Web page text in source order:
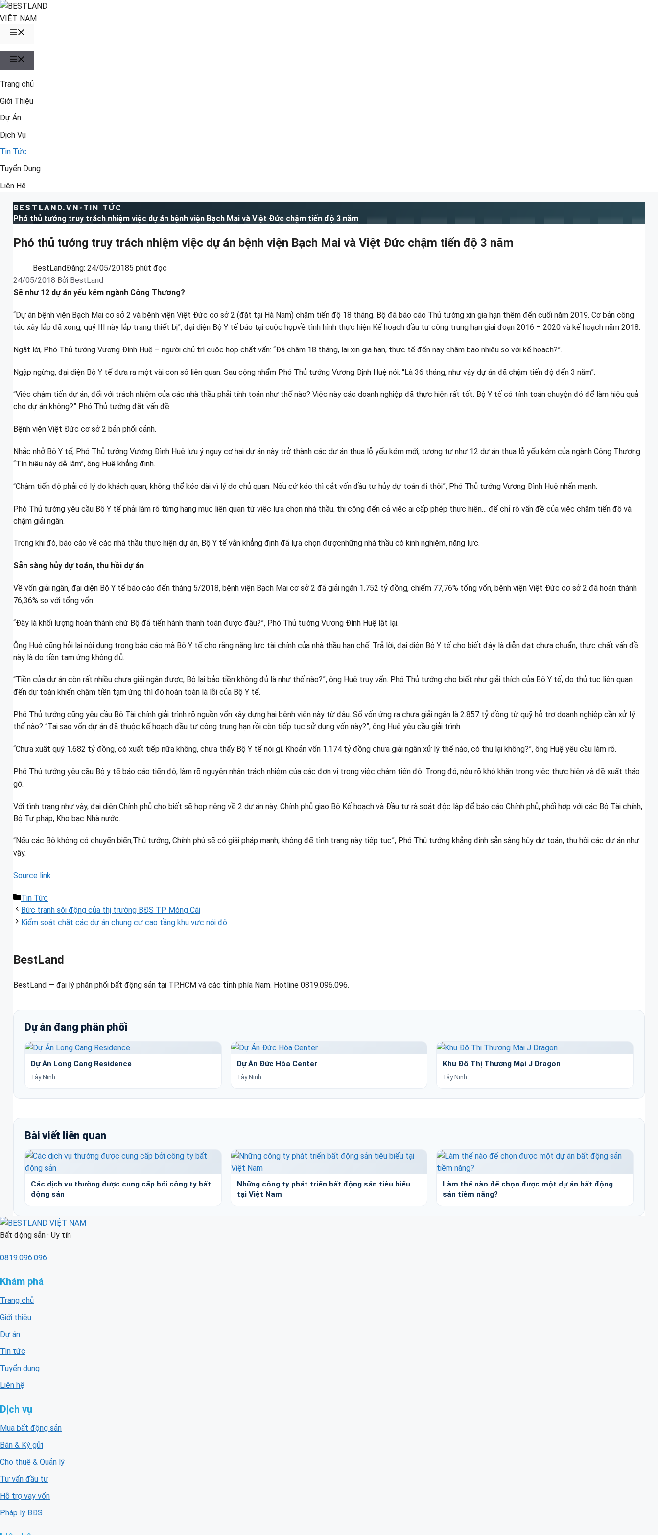
Chuyển
đến
Trang chủ
Giới Thiệu
Dự Án
Dịch Vụ
Tin Tức
Tuyển Dụng
Liên Hệ
BESTLAND.VN • TIN TỨC
Phó thủ tướng truy trách nhiệm việc dự án bệnh viện Bạch Mai và Việt Đức chậm tiến độ 3 năm
Phó thủ tướng truy trách nhiệm việc dự án bệnh viện Bạch Mai và Việt Đức chậm tiến độ 3 năm
BestLandĐăng: 24/05/20185 phút đọc
24/05/2018 Bởi BestLand
Sẽ như 12 dự án yếu kém ngành Công Thương?
“Dự án bệnh viện Bạch Mai cơ sở 2 và bệnh viện Việt Đức cơ sở 2 (đặt tại Hà Nam) chậm tiến độ 18 tháng. Bộ đã báo cáo Thủ tướng xin gia hạn thêm đến cuối năm 2019. Cơ bản công
tác xây lắp đã xong, quý III này lắp trang thiết bị”, đại diện Bộ Y tế báo tại cuộc họpvề tình hình thực hiện Kế hoạch đầu tư công trung hạn giai đoạn 2016 – 2020 và kế hoạch năm 2018.
Ngắt lời, Phó Thủ tướng Vương Đình Huệ – người chủ trì cuộc họp chất vấn: “Đã chậm 18 tháng, lại xin gia hạn, thực tế đến nay chậm bao nhiêu so với kế hoạch?”.
Ngập ngừng, đại diện Bộ Y tế đưa ra một vài con số liên quan. Sau cộng nhẩm Phó Thủ tướng Vương Định Huệ nói: “Là 36 tháng, như vậy dự án đã chậm tiến độ đến 3 năm”.
“Việc chậm tiến dự án, đối với trách nhiệm của các nhà thầu phải tính toán như thế nào? Việc này các doanh nghiệp đã thực hiện rất tốt. Bộ Y tế có tính toán chuyện đó để làm hiệu quả
cho dự án không?” Phó Thủ tướng đặt vấn đề.
Bệnh viện Việt Đức cơ sở 2 bản phối cảnh.
Nhắc nhở Bộ Y tế, Phó Thủ tướng Vương Đình Huệ lưu ý nguy cơ hai dự án này trở thành các dự án thua lỗ yếu kém mới, tương tự như 12 dự án thua lỗ yếu kém của ngành Công Thương.
“Tín hiệu này dễ lắm”, ông Huệ khẳng định.
“Chậm tiến độ phải có lý do khách quan, không thể kéo dài vì lý do chủ quan. Nếu cứ kéo thì cắt vốn đầu tư hủy dự toán đi thôi”, Phó Thủ tướng Vương Đình Huệ nhấn mạnh.
Phó Thủ tướng yêu cầu Bộ Y tế phải làm rõ từng hạng mục liên quan từ việc lựa chọn nhà thầu, thi công đến cả việc ai cấp phép thực hiện… để chỉ rõ vấn đề của việc chậm tiến độ và
chậm giải ngân.
Trong khi đó, báo cáo về các nhà thầu thực hiện dự án, Bộ Y tế vẫn khẳng định đã lựa chọn đượcnhững nhà thầu có kinh nghiệm, năng lực.
Sẵn sàng hủy dự toán, thu hồi dự án
Về vốn giải ngân, đại diện Bộ Y tế báo cáo đến tháng 5/2018, bệnh viện Bạch Mai cơ sở 2 đã giải ngân 1.752 tỷ đồng, chiếm 77,76% tổng vốn, bệnh viện Việt Đức cơ sở 2 đã hoàn thành
76,36% so với tổng vốn.
“Đây là khối lượng hoàn thành chứ Bộ đã tiến hành thanh toán được đâu?”, Phó Thủ tướng Vương Đình Huệ lật lại.
Ông Huệ cũng hỏi lại nội dung trong báo cáo mà Bộ Y tế cho rằng năng lực tài chính của nhà thầu hạn chế. Trả lời, đại diện Bộ Y tế cho biết đây là diễn đạt chưa chuẩn, thực chất vấn đề
này là do tiền tạm ứng không đủ.
“Tiền của dự án còn rất nhiều chưa giải ngân được, Bộ lại bảo tiền không đủ là như thế nào?”, ông Huệ truy vấn. Phó Thủ tướng cho biết như giải thích của Bộ Y tế, do thủ tục liên quan
đến dự toán khiến chậm tiền tạm ứng thì đó hoàn toàn là lỗi của Bộ Y tế.
Phó Thủ tướng cũng yêu cầu Bộ Tài chính giải trình rõ nguồn vốn xây dựng hai bệnh viện này từ đâu. Số vốn ứng ra chưa giải ngân là 2.857 tỷ đồng từ quỹ hỗ trợ doanh nghiệp cần xử lý
thế nào? “Tại sao vốn dự án đã thuộc kế hoạch đầu tư công trung hạn rồi còn tiếp tục sử dụng vốn này?”, ông Huệ yêu cầu giải trình.
“Chưa xuất quỹ 1.682 tỷ đồng, có xuất tiếp nữa không, chưa thấy Bộ Y tế nói gì. Khoản vốn 1.174 tỷ đồng chưa giải ngân xử lý thế nào, có thu lại không?”, ông Huệ yêu cầu làm rõ.
Phó Thủ tướng yêu cầu Bộ y tế báo cáo tiến độ, làm rõ nguyên nhân trách nhiệm của các đơn vị trong việc chậm tiến độ. Trong đó, nêu rõ khó khăn trong việc thực hiện và đề xuất tháo
gỡ.
Với tình trạng như vậy, đại diện Chính phủ cho biết sẽ họp riêng về 2 dự án này. Chính phủ giao Bộ Kế hoạch và Đầu tư rà soát độc lập để báo cáo Chính phủ, phối hợp với các Bộ Tài chính,
Bộ Tư pháp, Kho bạc Nhà nước.
“Nếu các Bộ không có chuyển biến,Thủ tướng, Chính phủ sẽ có giải pháp mạnh, không để tình trạng này tiếp tục”, Phó Thủ tướng khẳng định sẵn sàng hủy dự toán, thu hồi các dự án như
vậy.
Source link
Danh
mục
Tin Tức
Bức tranh sôi động của thị trường BĐS TP Móng Cái
Kiểm soát chặt các dự án chung cư cao tầng khu vực nội đô
BestLand
BestLand — đại lý phân phối bất động sản tại TP.HCM và các tỉnh phía Nam. Hotline 0819.096.096.
Dự án đang phân phối
Dự Án Long Cang Residence
Tây Ninh
Dự Án Đức Hòa Center
Tây Ninh
Khu Đô Thị Thương Mại J Dragon
Tây Ninh
Bài viết liên quan
Các dịch vụ thường được cung cấp bởi công ty bất
động sản
Những công ty phát triển bất động sản tiêu biểu
tại Việt Nam
Làm thế nào để chọn được một dự án bất động
sản tiềm năng?
Bất động sản · Uy tín
0819.096.096
Khám phá
Trang chủ
Giới thiệu
Dự án
Tin tức
Tuyển dụng
Liên hệ
Dịch vụ
Mua bất động sản
Bán & Ký gửi
Cho thuê & Quản lý
Tư vấn đầu tư
Hỗ trợ vay vốn
Pháp lý BĐS